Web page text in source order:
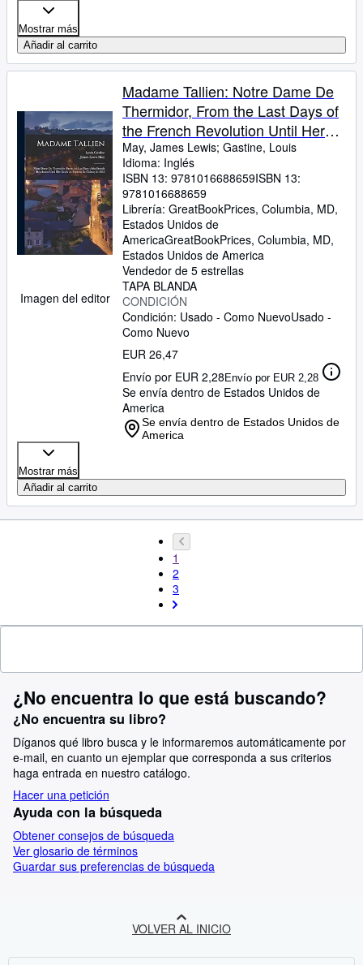
Mostrar más
Añadir al carrito
Imagen del editor
Madame Tallien: Notre Dame De
Thermidor, From the Last Days of
the French Revolution Until Her
Death As Princess De Chimay in
1835
May, James Lewis; Gastine, Louis
Idioma: Inglés
ISBN 13: 9781016688659ISBN 13:
9781016688659
Librería: GreatBookPrices, Columbia, MD,
Estados Unidos de
AmericaGreatBookPrices, Columbia, MD,
Estados Unidos de America
Vendedor de 5 estrellas
TAPA BLANDA
CONDICIÓN
Condición: Usado - Como NuevoUsado -
Como Nuevo
EUR 26,47
Envío por EUR 2,28Envío por EUR 2,28
Se envía dentro de Estados Unidos de
America
Se envía dentro de Estados Unidos de
America
Mostrar más
Añadir al carrito
1
2
3
¿No encuentra lo que está buscando?
¿No encuentra su libro?
Díganos qué libro busca y le informaremos automáticamente por
e-mail, en cuanto un ejemplar que corresponda a sus criterios
haga entrada en nuestro catálogo.
Hacer una petición
Ayuda con la búsqueda
Obtener consejos de búsqueda
Ver glosario de términos
Guardar sus preferencias de búsqueda
VOLVER AL INICIO